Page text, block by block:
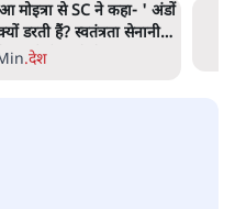
Abhijeet Dipke Press
Conference: CJP का 'Kya
Bolti Public' अभियान, चुनाव
-.दिल्ली